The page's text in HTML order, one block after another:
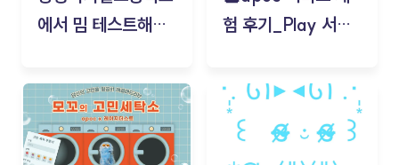
에서 밈 테스트해보
험 후기_Play 서비
김태현